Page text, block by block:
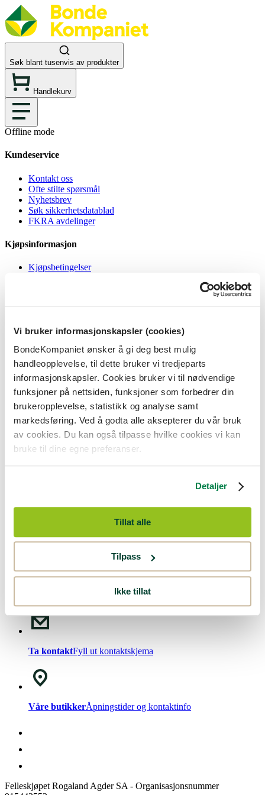
Vi bruker informasjonskapsler (cookies)
BondeKompaniet ønsker å gi deg best mulig
handleopplevelse, til dette bruker vi tredjeparts
informasjonskapsler. Cookies bruker vi til nødvendige
funksjoner på nettsiden, funksjoner som forbedrer din
brukeropplevelse, statistikk og analyse samt
markedsføring. Ved å godta alle aksepterer du vår bruk
av cookies. Du kan også tilpasse hvilke cookies vi kan
bruke til dine egne preferanser.
Detaljer
Tillat alle
Tilpass
Ikke tillat
Søk blant tusenvis av produkter
Handlekurv
Offline mode
Kundeservice
Kontakt oss
Ofte stilte spørsmål
Nyhetsbrev
Søk sikkerhetsdatablad
FKRA avdelinger
Kjøpsinformasjon
Kjøpsbetingelser
Informasjonskapsler
BondeKompaniet
Våre butikker
Presse
Ledige stillinger
Bonde og bedriftskunde
BondeKompaniet erFelleskjøpet Rogaland Agdersitt butikkonsept
BondeKompaniet har det du trenger av praktisk utstyr, reparasjon og
gode råd innenfor hus og hage, fritid, kjæledyr og landbruk.
Nyhetsbrev!Meld deg på vårtnyhetsbrev.
Mandag - Fredag kl. 08-15
Ta kontaktFyll ut kontaktskjema
Våre butikkerÅpningstider og kontaktinfo
Felleskjøpet Rogaland Agder SA - Organisasjonsnummer